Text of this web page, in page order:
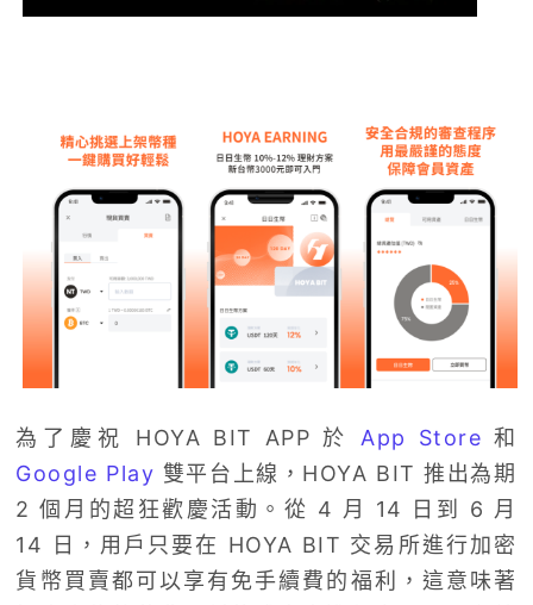
為了慶祝 HOYA BIT APP 於App Store 和
Google Play 雙平台上線，HOYA BIT 推出為期
2 個月的超狂歡慶活動。從 4 月 14 日到 6 月
14 日，用戶只要在 HOYA BIT 交易所進行加密
貨幣買賣都可以享有免手續費的福利，這意味著